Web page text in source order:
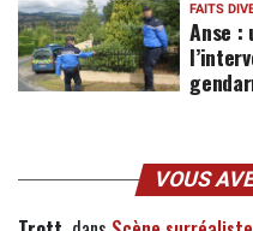
FAITS
Anse :
VOUS